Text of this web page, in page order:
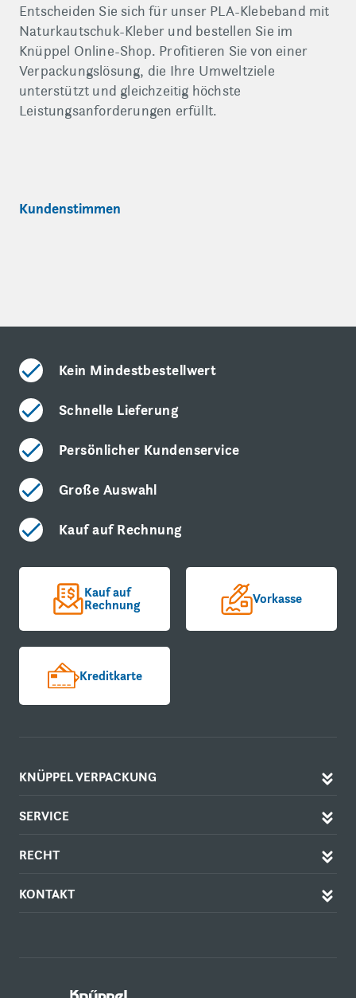
Entscheiden Sie sich für unser PLA-Klebeband mit
Naturkautschuk-Kleber und bestellen Sie im
Knüppel Online-Shop. Profitieren Sie von einer
Verpackungslösung, die Ihre Umweltziele
unterstützt und gleichzeitig höchste
Leistungsanforderungen erfüllt.
Kundenstimmen
Kein Mindestbestellwert
Schnelle Lieferung
Persönlicher Kundenservice
Große Auswahl
Kauf auf Rechnung
Kauf auf
Rechnung Vorkasse
Kreditkarte
KNÜPPEL VERPACKUNG
SERVICE
RECHT
KONTAKT